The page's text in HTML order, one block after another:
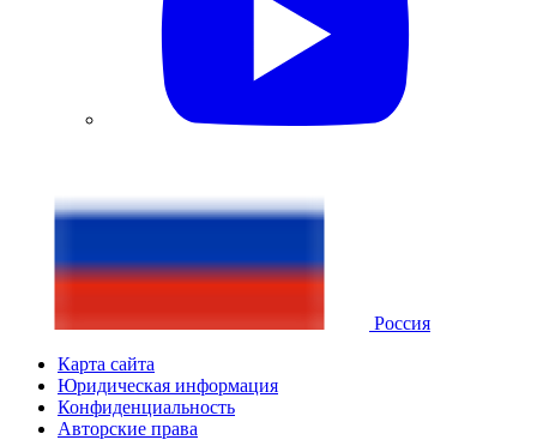
Россия
Карта сайта
Юридическая информация
Конфиденциальность
Авторские права